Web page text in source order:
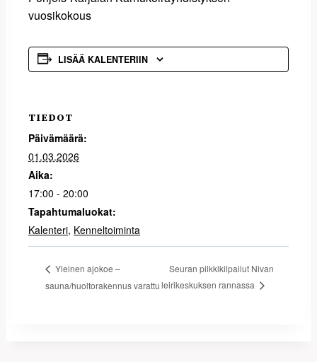
vuosikokous
LISÄÄ KALENTERIIN
TIEDOT
Päivämäärä:
01.03.2026
Aika:
17:00 - 20:00
Tapahtumaluokat:
Kalenteri, Kenneltoiminta
Yleinen ajokoe –
sauna/huoltorakennus varattu
Seuran pilkkikilpailut Nivan
leirikeskuksen rannassa